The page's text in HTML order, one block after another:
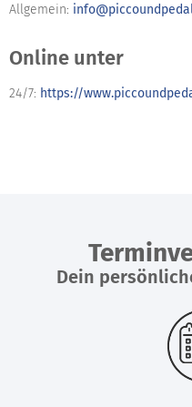
Allgemein:
Online unter
24/7: https://
Dein